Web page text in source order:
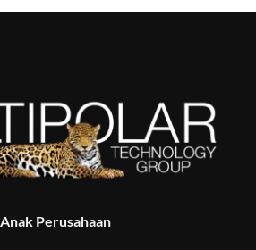
Anak Perusahaan